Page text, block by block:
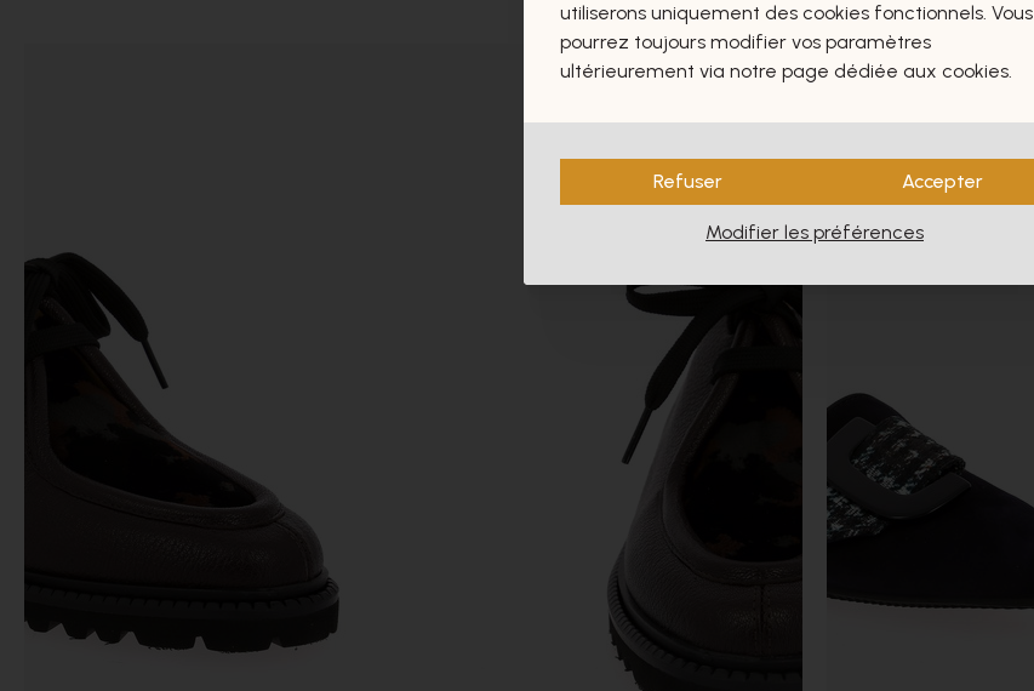
utiliserons uniquement des cookies fonctionnels. Vous
pourrez toujours modifier vos paramètres
ultérieurement via notre page dédiée aux cookies.
Refuser Accepter
Modifier les préférences